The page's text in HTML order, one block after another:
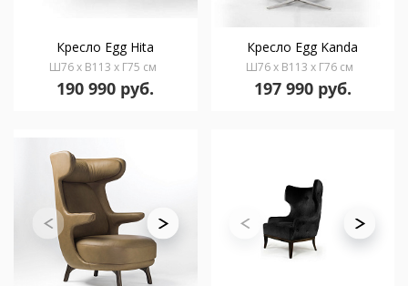
Кресло Egg Hita
Ш76 x В113 x Г75 см
190 990 руб.
Кресло Egg Kanda
Ш76 x В113 x Г76 см
197 990 руб.